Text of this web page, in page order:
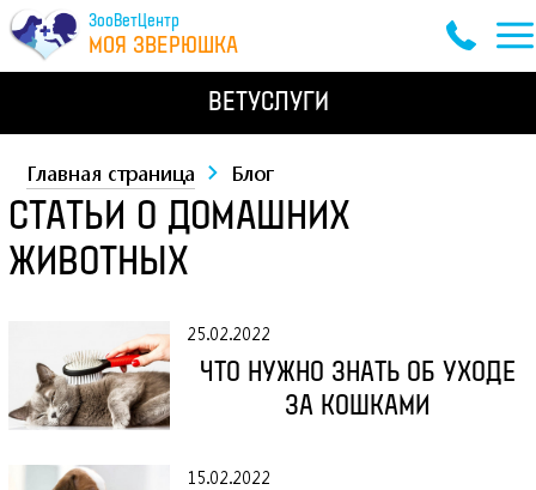
ЗооВетЦентр
МОЯ ЗВЕРЮШКА
ВЕТУСЛУГИ
Главная страница Блог
СТАТЬИ О ДОМАШНИХ
ЖИВОТНЫХ
25.02.2022
ЧТО НУЖНО ЗНАТЬ ОБ УХОДЕ
ЗА КОШКАМИ
15.02.2022